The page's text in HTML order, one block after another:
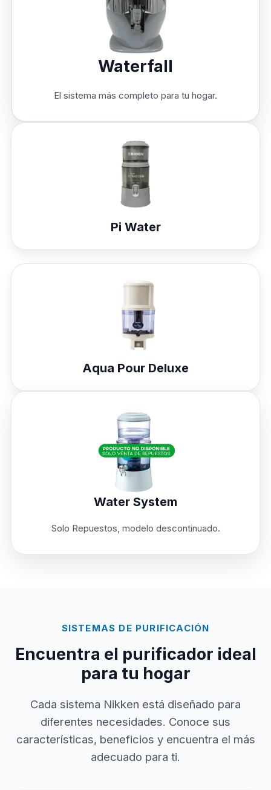
Waterfall
El sistema más completo para tu hogar.
Pi Water
Aqua Pour Deluxe
Water System
Solo Repuestos, modelo descontinuado.
SISTEMAS DE PURIFICACIÓN
Encuentra el purificador ideal
para tu hogar
Cada sistema Nikken está diseñado para
diferentes necesidades. Conoce sus
características, beneficios y encuentra el más
adecuado para ti.